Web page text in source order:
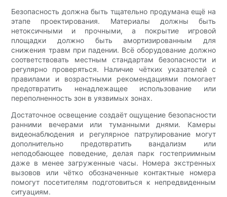
Безопасность должна быть тщательно продумана ещё на
этапе проектирования. Материалы должны быть
нетоксичными и прочными, а покрытие игровой
площадки должно быть амортизированным для
снижения травм при падении. Всё оборудование должно
соответствовать местным стандартам безопасности и
регулярно проверяться. Наличие чётких указателей с
правилами и возрастными рекомендациями помогает
предотвратить ненадлежащее использование или
переполненность зон в уязвимых зонах.
Достаточное освещение создаёт ощущение безопасности
ранними вечерами или туманными днями. Камеры
видеонаблюдения и регулярное патрулирование могут
дополнительно предотвратить вандализм или
неподобающее поведение, делая парк гостеприимным
даже в менее загруженные часы. Номера экстренных
вызовов или чётко обозначенные контактные номера
помогут посетителям подготовиться к непредвиденным
ситуациям.